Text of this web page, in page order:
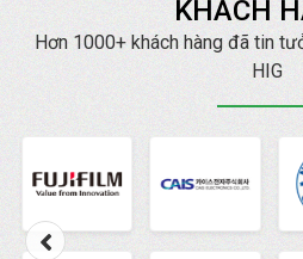
chắn sẽ giúp quý khách
phát triển kinh doanh
KHÁCH
Hơn 1000+ khách hàng đã tin
HIG